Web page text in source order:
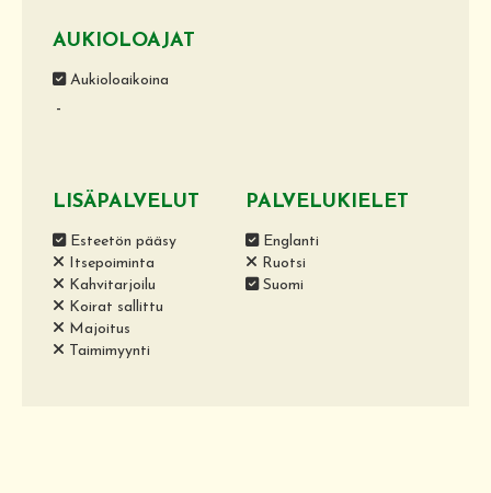
AUKIOLOAJAT
Aukioloaikoina
-
LISÄPALVELUT
Esteetön pääsy
Itsepoiminta
Kahvitarjoilu
Koirat sallittu
Majoitus
Taimimyynti
PALVELUKIELET
Englanti
Ruotsi
Suomi